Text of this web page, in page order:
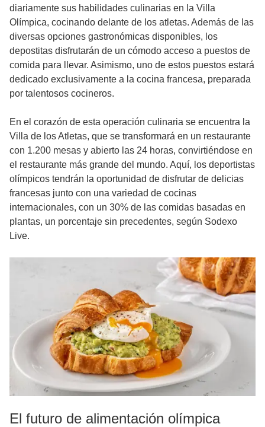
diariamente sus habilidades culinarias en la Villa
Olímpica, cocinando delante de los atletas. Además de las
diversas opciones gastronómicas disponibles, los
depostitas disfrutarán de un cómodo acceso a puestos de
comida para llevar. Asimismo, uno de estos puestos estará
dedicado exclusivamente a la cocina francesa, preparada
por talentosos cocineros.
En el corazón de esta operación culinaria se encuentra la
Villa de los Atletas, que se transformará en un restaurante
con 1.200 mesas y abierto las 24 horas, convirtiéndose en
el restaurante más grande del mundo. Aquí, los deportistas
olímpicos tendrán la oportunidad de disfrutar de delicias
francesas junto con una variedad de cocinas
internacionales, con un 30% de las comidas basadas en
plantas, un porcentaje sin precedentes, según Sodexo
Live.
El futuro de alimentación olímpica